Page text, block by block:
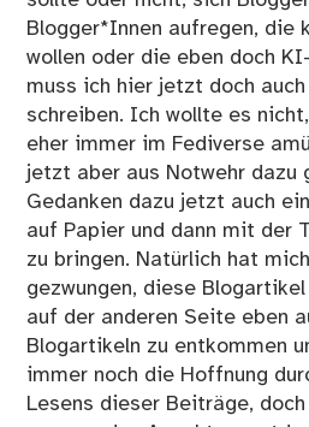
Blogger*Innen aufregen, die
wollen oder die eben doch
muss ich hier jetzt doch
schreiben. Ich wollte es
eher immer im Fediverse
jetzt aber aus Notwehr dazu
Gedanken dazu jetzt auch
auf Papier und dann mit der
zu bringen. Natürlich hat
gezwungen, diese
auf der anderen Seite eben
Blogartikeln zu entkommen
immer noch die Hoffnung
Lesens dieser Beiträge, doch